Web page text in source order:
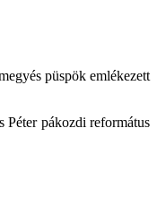
püspök emlékezett
Péter pákozdi református